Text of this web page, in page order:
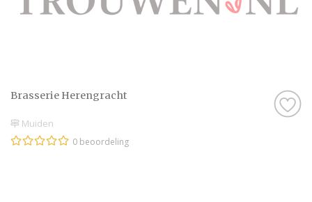
Brasserie Herengracht
Muiden
0 beoordeling